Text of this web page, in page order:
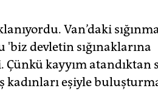
Van’daki
'biz devletin sığınaklarına
Çünkü kayyım atandıktan
kadınları eşiyle